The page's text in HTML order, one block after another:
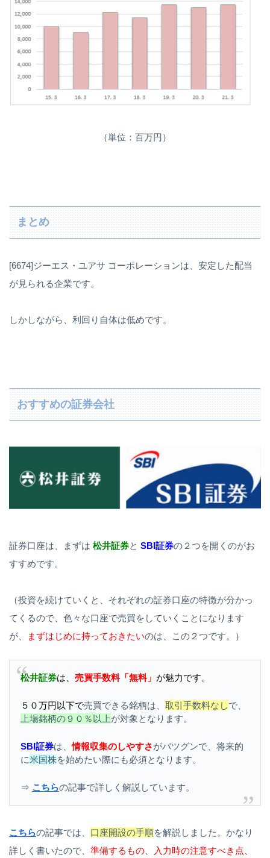
（単位：百万円）
まとめ
[6674]ジーエス・ユアサ コーポレーションは、安定した配当
が見られる企業です。
しかしながら、利回り自体は低めです。
おすすめの証券会社
証券口座は、まずは 松井証券と SBI証券の２つを開くのがお
すすめです。
（投資を続けていくと、それぞれの証券口座の特徴が分かっ
てくるので、色々な口座で売買をしていくことになります
が、
まずはじめに持っておきたいのは、この２つです。）
松井証券は、 売買手数料「無料」 が魅力です。
５０万円以下で売買できる銘柄は、 取引手数料なしで、
上場銘柄の９０％以上が対象となります。
SBI証券は、情報収集のしやすさがバツグンで、将来的
に米国株を始めたい際にも必須となります。
⇒ こちらの記事で詳しく解説しています。
こちらの記事では、 口座開設の手順を解説しました。かなり
詳しく書いたので、 準備するもの、入力時の注意すべき点、